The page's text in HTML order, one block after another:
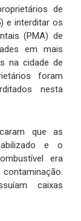
de
e interditar os
(PMA) de
em mais
na cidade de
foram
nesta
que as
e o
era
caixas